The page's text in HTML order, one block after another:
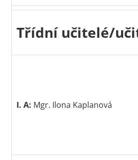
Třídní učitelé/
I. A: Mgr. Ilona Kaplanová